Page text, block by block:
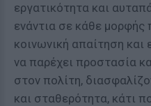
εργατικότητα και
ενάντια σε κάθε μορφής
κοινωνική απαίτηση και
να παρέχει προστασία
στον πολίτη,
και σταθερότητα, κάτι